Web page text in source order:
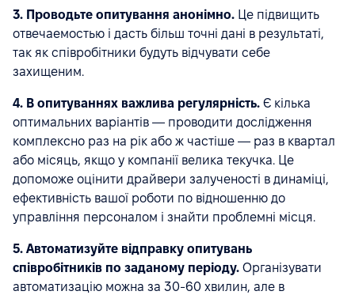
3. Проводьте опитування анонімно. Це підвищить
отвечаемостью і дасть більш точні дані в результаті,
так як співробітники будуть відчувати себе
захищеним.
4. В опитуваннях важлива регулярність. Є кілька
оптимальних варіантів — проводити дослідження
комплексно раз на рік або ж частіше — раз в квартал
або місяць, якщо у компанії велика текучка. Це
допоможе оцінити драйвери залученості в динаміці,
ефективність вашої роботи по відношенню до
управління персоналом і знайти проблемні місця.
5. Автоматизуйте відправку опитувань
співробітників по заданому періоду. Організувати
автоматизацію можна за 30-60 хвилин, але в